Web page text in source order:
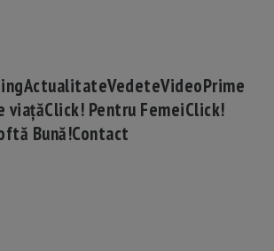
ActualitateVedeteVideoPrime
viațăClick! Pentru FemeiClick!
Bună!Contact